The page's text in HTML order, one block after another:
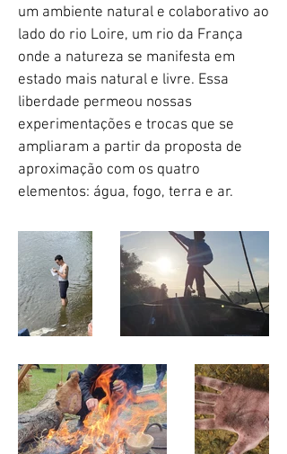
um ambiente natural e colaborativo ao
lado do rio Loire, um rio da França
onde a natureza se manifesta em
estado mais natural e livre. Essa
liberdade permeou nossas
experimentações e trocas que se
ampliaram a partir da proposta de
aproximação com os quatro
elementos: água, fogo, terra e ar.